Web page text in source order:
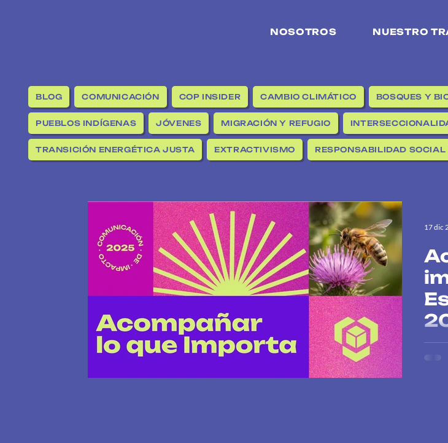
NOSOTROS NUESTRO
BLOG COMUNICACIÓN COP INSIDER CAMBIO CLIMÁTICO BOSQUES Y
PUEBLOS INDÍGENAS JÓVENES MIGRACIÓN Y REFUGIO
TRANSICIÓN ENERGÉTICA JUSTA EXTRACTIVISMO RESPONSABILIDAD
17 dic